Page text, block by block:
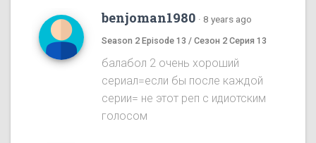
benjoman1980 · 8 years ago
Season 2 Episode 13 / Сезон 2 Серия 13
балабол 2 очень хороший
сериал=если бы после каждой
серии= не этот реп с идиотским
голосом